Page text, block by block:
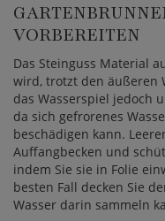
VORBEREITEN
Das Steinguss Material
wird, trotzt den äußeren
das Wasserspiel jedoch
da sich gefrorenes
beschädigen kann.
Auffangbecken und
indem Sie sie in Folie
besten Fall decken Sie
Wasser darin sammeln